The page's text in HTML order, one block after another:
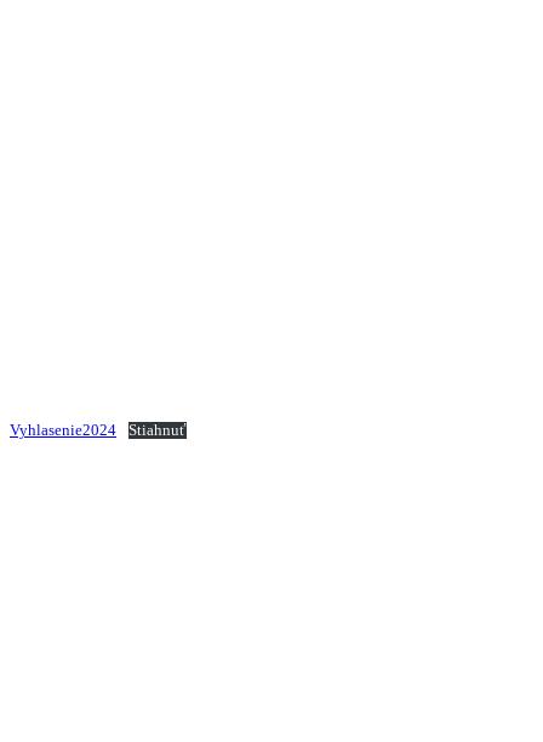
Vyhlasenie2024 Stiahnuť